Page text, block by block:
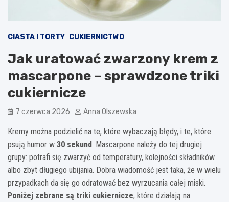
CIASTA I TORTY CUKIERNICTWO
Jak uratować zwarzony krem z
mascarpone – sprawdzone triki
cukiernicze
7 czerwca 2026 Anna Olszewska
Kremy można podzielić na te, które wybaczają błędy, i te, które
psują humor w 30 sekund. Mascarpone należy do tej drugiej
grupy: potrafi się zwarzyć od temperatury, kolejności składników
albo zbyt długiego ubijania. Dobra wiadomość jest taka, że w wielu
przypadkach da się go odratować bez wyrzucania całej miski.
Poniżej zebrane są triki cukiernicze, które działają na